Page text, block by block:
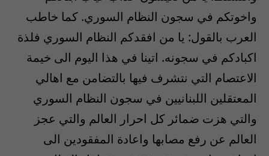
واخوتكم في سجون النظام السوري. كما خاطب
العرب بالقول: يا من افقدكم النظام السوري فلذة
اكبادكم في سجونه. اتينا في هذا اليوم الى خيمة
الاعتصام التي نتشرف فيها بالتضامن مع اهالي
المعتقلين اللبنانيين في سجون النظام السوري
والتي هزت ضمائر كل احرار العالم والتي عجز
العالم عن رفع مصابها واعادة المفقودين الى